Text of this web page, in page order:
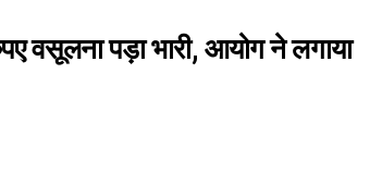
वसूलना पड़ा भारी, आयोग ने लगाया